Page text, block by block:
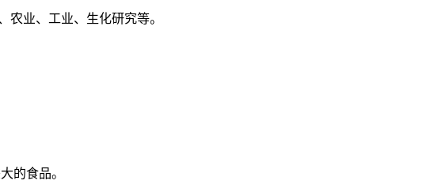
业、工业、生化研究等。
的食品。